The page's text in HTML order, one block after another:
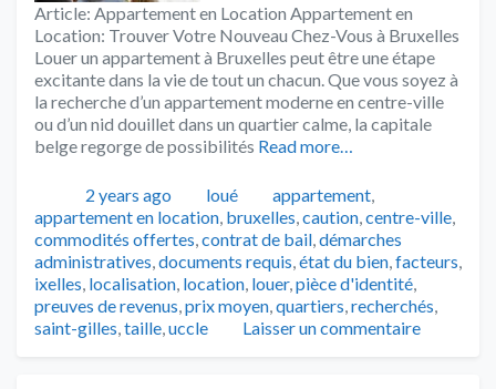
Article: Appartement en Location Appartement en
Location: Trouver Votre Nouveau Chez-Vous à Bruxelles
Louer un appartement à Bruxelles peut être une étape
excitante dans la vie de tout un chacun. Que vous soyez à
la recherche d’un appartement moderne en centre-ville
ou d’un nid douillet dans un quartier calme, la capitale
belge regorge de possibilités Read more…
Publié2 years ago Catégories
loué Tags
appartement,
appartement en location, bruxelles,caution,centre-ville,
commodités offertes,contrat de bail,démarches
administratives,documents requis,état du bien,facteurs,
ixelles, localisation, location, louer,pièce d'identité,
preuves de revenus,prix moyen,quartiers,recherchés,
saint-gilles,taille,uccle Laisser un commentaire